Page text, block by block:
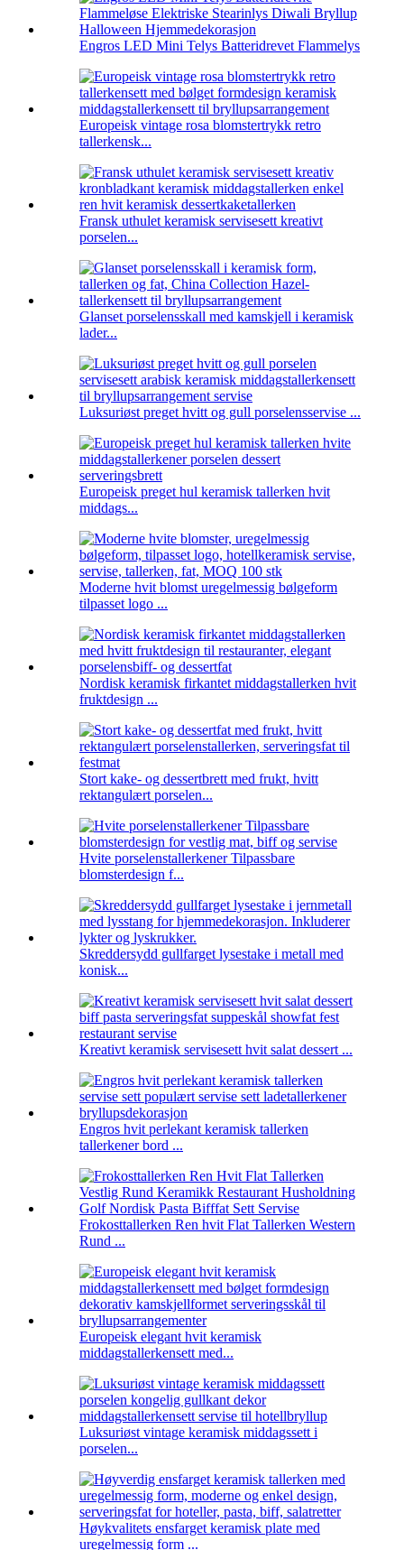
Engros LED Mini Telys Batteridrevet Flammelys
Europeisk vintage rosa blomstertrykk retro
tallerkensk...
Fransk uthulet keramisk servisesett kreativt
porselen...
Glanset porselensskall med kamskjell i keramisk
lader...
Luksuriøst preget hvitt og gull porselensservise ...
Europeisk preget hul keramisk tallerken hvit
middags...
Moderne hvit blomst uregelmessig bølgeform
tilpasset logo ...
Nordisk keramisk firkantet middagstallerken hvit
fruktdesign ...
Stort kake- og dessertbrett med frukt, hvitt
rektangulært porselen...
Hvite porselenstallerkener Tilpassbare
blomsterdesign f...
Skreddersydd gullfarget lysestake i metall med
konisk...
Kreativt keramisk servisesett hvit salat dessert ...
Engros hvit perlekant keramisk tallerken
tallerkener bord ...
Frokosttallerken Ren hvit Flat Tallerken Western
Rund ...
Europeisk elegant hvit keramisk
middagstallerkensett med...
Luksuriøst vintage keramisk middagssett i
porselen...
Høykvalitets ensfarget keramisk plate med
uregelmessig form ...